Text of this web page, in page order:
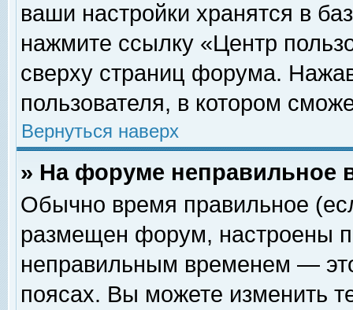
ваши настройки хранятся в
нажмите ссылку «Центр
сверху страниц форума.
пользователя, в котором
Вернуться наверх
» На форуме неправильное
Обычно время правильное
размещен форум, настроены
неправильным временем —
поясах. Вы можете изменить